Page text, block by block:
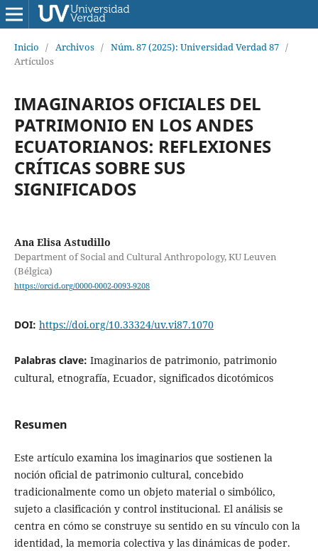
Inicio / Archivos / Núm. 87 (2025): Universidad Verdad 87 /
Artículos
IMAGINARIOS OFICIALES DEL
PATRIMONIO EN LOS ANDES
ECUATORIANOS: REFLEXIONES
CRÍTICAS SOBRE SUS
SIGNIFICADOS
Ana Elisa Astudillo
Department of Social and Cultural Anthropology, KU Leuven
(Bélgica)
https://orcid.org/0000-0002-0093-9208
DOI: https://doi.org/10.33324/uv.vi87.1070
Palabras clave: Imaginarios de patrimonio, patrimonio
cultural, etnografía, Ecuador, significados dicotómicos
Resumen
Este artículo examina los imaginarios que sostienen la
noción oficial de patrimonio cultural, concebido
tradicionalmente como un objeto material o simbólico,
sujeto a clasificación y control institucional. El análisis se
centra en cómo se construye su sentido en su vínculo con la
identidad, la memoria colectiva y las dinámicas de poder.